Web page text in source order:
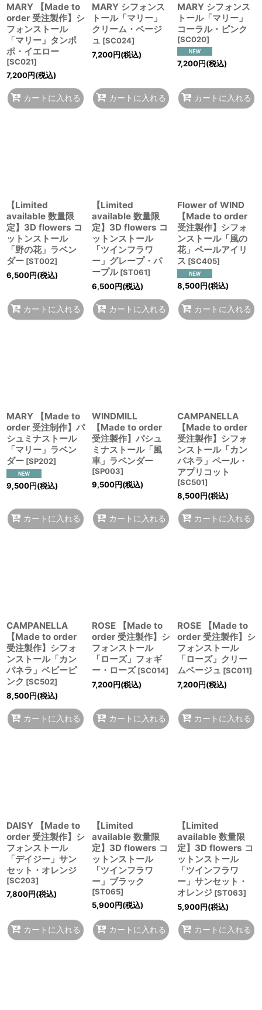
MARY 【Made to
order 受注製作】シ
フォンストール
「マリー」タンポ
ポ・イエロー
[SC021]
7,200円(税込)
カートに入れる
MARY シフォンス
トール「マリー」
クリーム・ベージ
ュ [SC024]
7,200円(税込)
カートに入れる
MARY シフォンス
トール「マリー」
コーラル・ピンク
[SC020]
7,200円(税込)
カートに入れる
【Limited
available 数量限
定】3D flowers コ
ットンストール
「野の花」ラベン
ダー [ST002]
6,500円(税込)
カートに入れる
【Limited
available 数量限
定】3D flowers コ
ットンストール
「ツインフラワ
ー」グレープ・パ
ープル [ST061]
6,500円(税込)
カートに入れる
Flower of WIND
【Made to order
受注製作】シフォ
ンストール「風の
花」ペールアイリ
ス [SC405]
8,500円(税込)
カートに入れる
MARY 【Made to
order 受注制作】パ
シュミナストール
「マリー」ラベン
ダー [SP202]
9,500円(税込)
カートに入れる
WINDMILL
【Made to order
受注製作】パシュ
ミナストール「風
車」ラベンダー
[SP003]
9,500円(税込)
カートに入れる
CAMPANELLA
【Made to order
受注製作】シフォ
ンストール「カン
パネラ」ペール・
アプリコット
[SC501]
8,500円(税込)
カートに入れる
CAMPANELLA
【Made to order
受注製作】シフォ
ンストール「カン
パネラ」ベビーピ
ンク [SC502]
8,500円(税込)
カートに入れる
ROSE 【Made to
order 受注製作】シ
フォンストール
「ローズ」フォギ
ー・ローズ [SC014]
7,200円(税込)
カートに入れる
ROSE 【Made to
order 受注製作】シ
フォンストール
「ローズ」クリー
ムベージュ [SC011]
7,200円(税込)
カートに入れる
DAISY 【Made to
order 受注製作】シ
フォンストール
「デイジー」サン
セット・オレンジ
[SC203]
7,800円(税込)
カートに入れる
【Limited
available 数量限
定】3D flowers コ
ットンストール
「ツインフラワ
ー」ブラック
[ST065]
5,900円(税込)
カートに入れる
【Limited
available 数量限
定】3D flowers コ
ットンストール
「ツインフラワ
ー」サンセット・
オレンジ [ST063]
5,900円(税込)
カートに入れる